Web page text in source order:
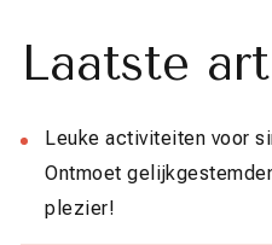
Laatste
Leuke activiteiten voor
Ontmoet
plezier!